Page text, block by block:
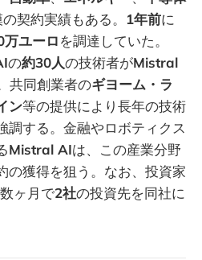
契約実績もある。 1年前に
万ユーロを調達していた。
の約30人の技術者がMistral
共同創業者のギヨーム・ラ
ン等の提供により長年の技術
調する。金融やロボティクス
Mistral AIは、この産業分野
の獲得を狙う。なお、投資家
ヶ月で2社の投資先を同社に